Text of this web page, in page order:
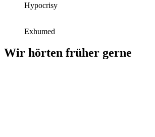
Hypocrisy
Exhumed
Wir hörten früher gerne